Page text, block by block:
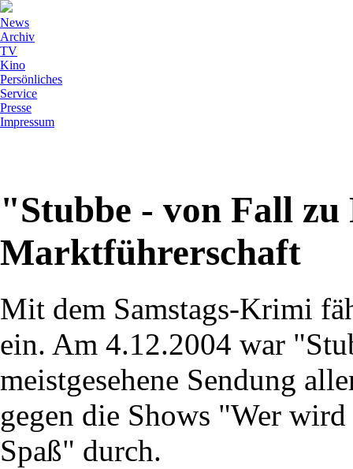
News
Archiv
TV
Kino
Persönliches
Service
Presse
Impressum
"Stubbe - von Fall
Marktführerschaft
Mit dem Samstags-Krimi
ein. Am 4.12.2004 war
meistgesehene Sendung
gegen die Shows "Wer
Spaß" durch.